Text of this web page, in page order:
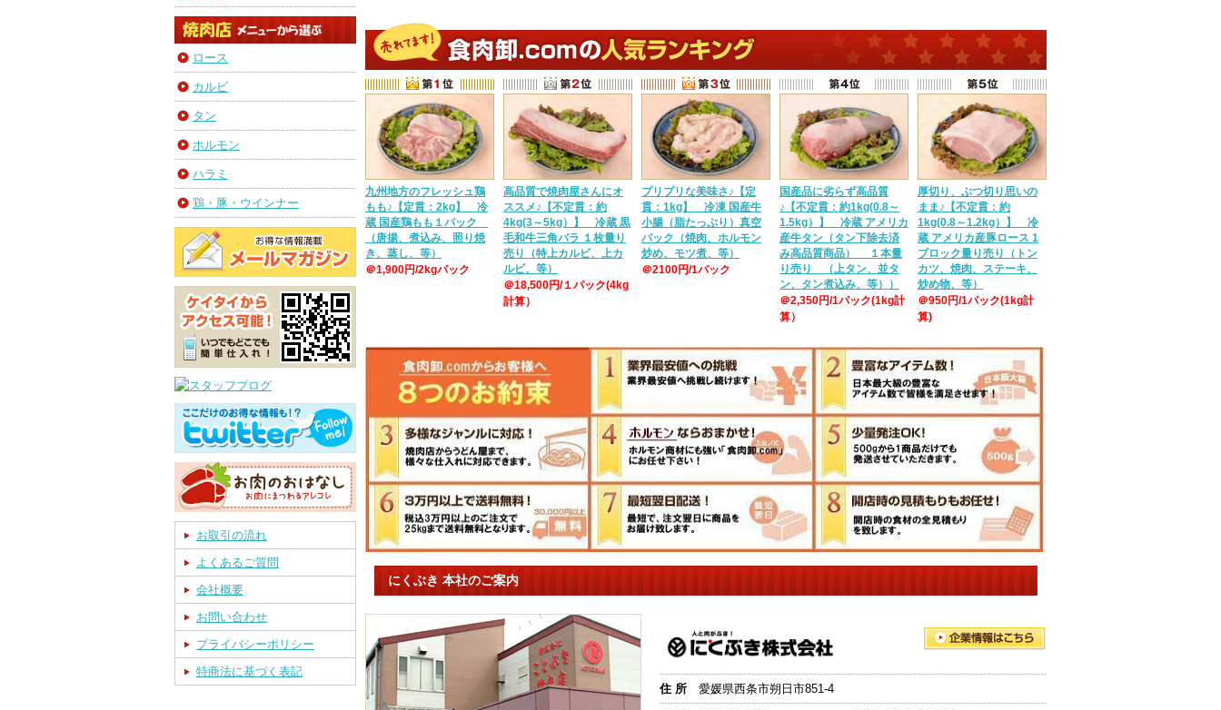
ロース
カルビ
タン
ホルモン
ハラミ
鶏・豚・ウインナー
お取引の流れ
よくあるご質問
会社概要
お問い合わせ
プライバシーポリシー
特商法に基づく表記
九州地方のフレッシュ鶏
もも♪【定貫：2kg】 冷
蔵 国産鶏もも１パック
（唐揚、煮込み、照り焼
き、蒸し、等）
＠1,900円/2kgパック
高品質で焼肉屋さんにオ
ススメ♪【不定貫：約
4kg(3～5kg）】 冷蔵 黒
毛和牛三角バラ １枚量り
売り（特上カルビ、上カ
ルビ、等）
＠18,500円/１パック(4kg
計算）
プリプリな美味さ♪【定
貫：1kg】 冷凍 国産牛
小腸（脂たっぷり）真空
パック（焼肉、ホルモン
炒め、モツ煮、等）
＠2100円/1パック
国産品に劣らず高品質
♪【不定貫：約1kg(0.8～
1.5kg）】 冷蔵 アメリカ
産牛タン（タン下除去済
み高品質商品） １本量
り売り （上タン、並タ
ン、タン煮込み、等））
＠2,350円/1パック(1kg計
算）
厚切り、ぶつ切り思いの
まま♪【不定貫：約
1kg(0.8～1.2kg）】 冷
蔵 アメリカ産豚ロース 1
ブロック量り売り（トン
カツ、焼肉、ステーキ、
炒め物、等）
＠950円/1パック(1kg計
算)
にくぶき 本社のご案内
住 所 愛媛県西条市朔日市851-4